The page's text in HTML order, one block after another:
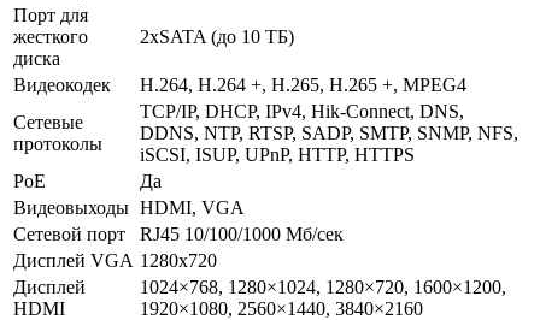
Порт для
жесткого
диска
2xSATA (до 10 ТБ)
Видеокодек
H.264, H.264 +, H.265, H.265 +, MPEG4
Сетевые
протоколы
TCP/IP, DHCP, IPv4, Hik-Connect, DNS,
DDNS, NTP, RTSP, SADP, SMTP, SNMP, NFS,
iSCSI, ISUP, UPnP, HTTP, HTTPS
PoE
Да
Видеовыходы HDMI, VGA
Сетевой порт
RJ45 10/100/1000 Мб/сек
Дисплей VGA 1280х720
Дисплей
HDMI
1024×768, 1280×1024, 1280×720, 1600×1200,
1920×1080, 2560×1440, 3840×2160